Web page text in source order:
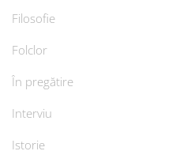
Filosofie
Folclor
În pregătire
Interviu
Istorie